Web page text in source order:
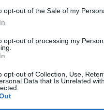
opt-out of the Sale of my
opt-out of processing my
opt-out of Collection, Use,
Data that Is Unrelated
σε εκκενώσεις
συνολικά την
παραμονή σε
μέχρι να
σωστά
Αποδέχομαι